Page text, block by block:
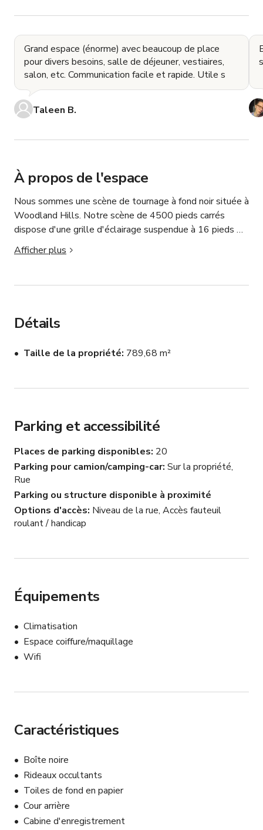
Grand espace (énorme) avec beaucoup de place
pour divers besoins, salle de déjeuner, vestiaires,
salon, etc. Communication facile et rapide. Utile s
Taleen B.
À propos de l'espace
Nous sommes une scène de tournage à fond noir située à
Woodland Hills. Notre scène de 4500 pieds carrés
dispose d'une grille d'éclairage suspendue à 16 pieds
avec des prises électriques disponibles au plafond.
production propre, bien que nous ne puissions pas
enregistrer des heures de bon son ici.
maquillage, et une immense salle verte pour accueillir
également d'une grande salle à manger pour le catering
Il y a beaucoup d'espace pour les véhicules de
de nombreuses places de stationnement dans la rue.
Cet espace est parfait pour les tournages de films,
constructions de décors, clips musicaux, publicités,
tournages de voitures, enregistrements de performances
de danse et bien plus encore.
Afficher plus
Détails
Taille de la propriété 789,68 m²
Parking et accessibilité
Places de parking disponibles 20
Parking pour camion/camping-car Sur la propriété,
Rue
Parking ou structure disponible à proximité
Options d'accès Niveau de la rue, Accès fauteuil
roulant / handicap
Équipements
Climatisation
Espace coiffure/maquillage
Wifi
Caractéristiques
Boîte noire
Rideaux occultants
Toiles de fond en papier
Cour arrière
Cabine d'enregistrement